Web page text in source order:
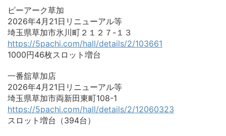
ピーアーク草加
2026年4月21日リニューアル等
埼玉県草加市氷川町２１２７-１３
https://5pachi.com/hall/details/2/103661
1000円46枚スロット増台
一番舘草加店
2026年4月21日リニューアル等
埼玉県草加市両新田東町108-1
https://5pachi.com/hall/details/2/12060323
スロット増台（394台）